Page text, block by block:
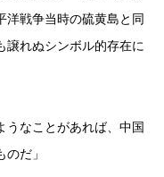
洋戦争当時の硫黄島と同
譲れぬシンボル的存在に
なことがあれば、中国
だ」